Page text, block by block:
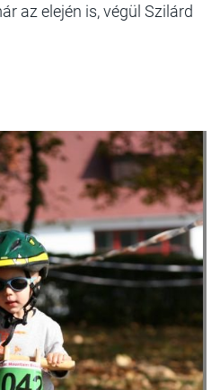
az elején is, végül Szilárd